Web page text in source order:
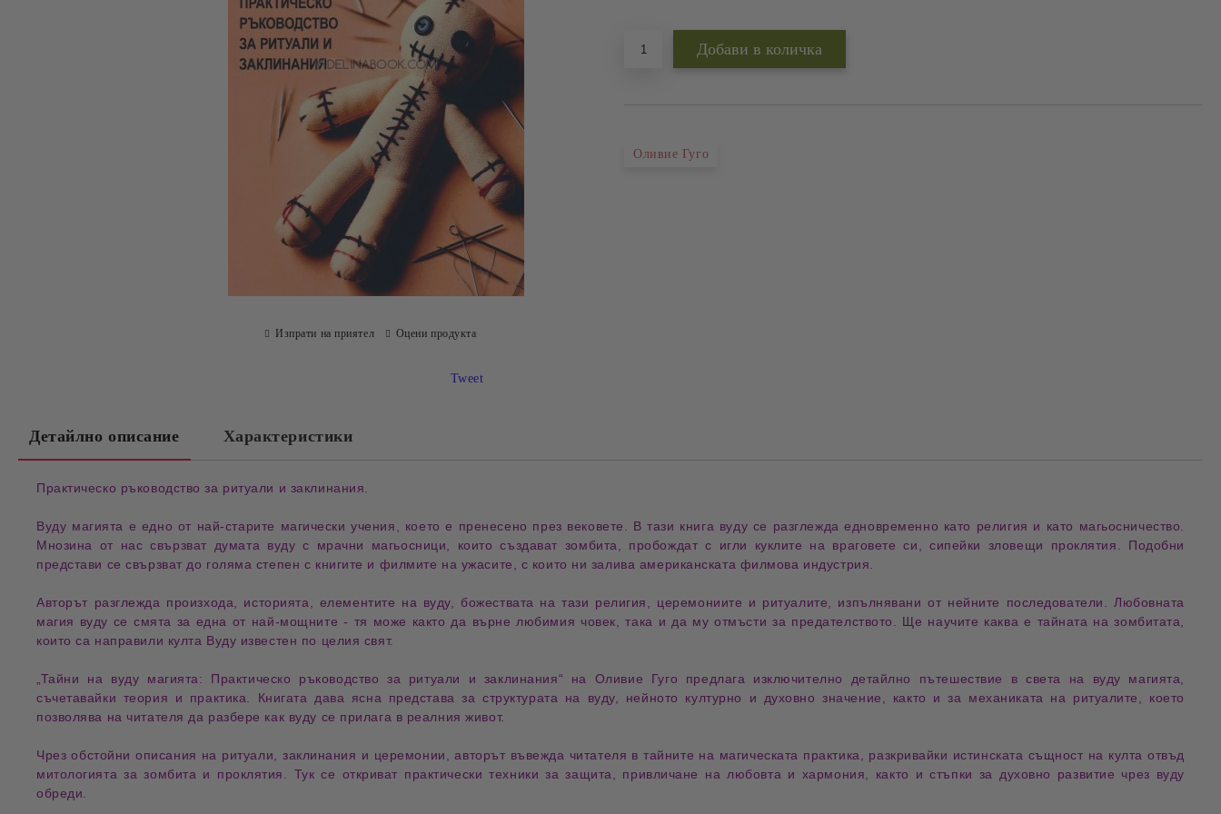
Оливие Гуго
Изпрати на приятел Оцени продукта
Tweet
Детайлно описание Характеристики
Практическо ръководство за ритуали и заклинания.
Вуду магията е едно от най-старите магически учения , което е пренесено през вековете. В тази книга вуду се разглежда едновременно като религия и като магьосничество
Мнозина от нас свързват думата вуду с мрачни магьосници , които създават зомбита , пробождат с игли куклите на враговете си , сипейки зловещи проклятия
. Подобни
представи се свързват до голяма степен с книгите и филмите на ужасите , с които ни залива американската филмова индустрия
Авторът разглежда произхода историята елементите на вуду, божествата на тази религия церемониите и ритуалите , изпълнявани от нейните последователи
Любовната
магия вуду се смята за една от най-мощните - тя може както да върне любимия човек , така и да муотмъсти за предателството . Ще научите каква е тайната на зомбитата
които са направили култа Вуду известен по целия свят.
„Тайни на вуду магията: Практическо ръководство за ритуали и заклинания“ на Оливие Гуго предлага изключително детайлно пътешествие в света на вуду магията
съчетавайки теория и практика . Книгата дава ясна представа заструктурата на вуду, нейното културно и духовно значение , както и за механиката на ритуалите
, което
позволява на читателя да разбере как вуду се прилага в реалния живот.
Чрезобстойни описания на ритуали, заклинания и церемонии , авторът въвежда читателя втайните на магическата практика , разкривайки истинската същност на култа отвъд
митологията за зомбита и проклятия
. Тук се откриват практически техники за защита, привличане на любовта и хармония , както истъпки за духовно развитие чрез вуду
обреди